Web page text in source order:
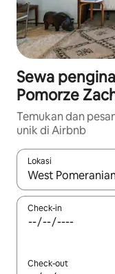
Sewa
Pomorze
Temukan dan
unik di Airbnb
Lokasi
Jika hasil yang
Check-in
Check-out